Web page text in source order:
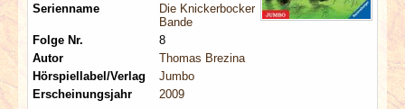
Serienname
Die Knickerbocker
Bande
Folge Nr.
8
Autor
Thomas Brezina
Hörspiellabel/Verlag
Jumbo
Erscheinungsjahr
2009